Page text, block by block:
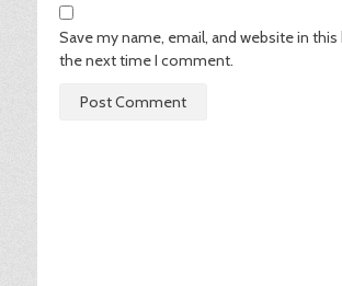
Save my name, email, and website in
the next time I comment.